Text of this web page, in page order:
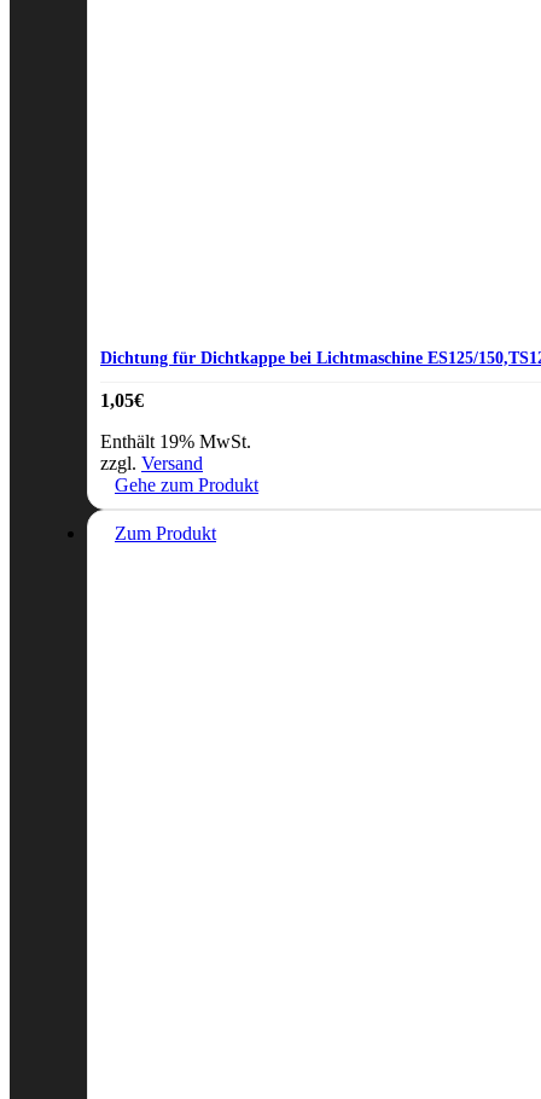
Dichtung für Dichtkappe bei Lichtmaschine ES125/
1,05€
Enthält 19% MwSt.
zzgl. Versand
Gehe zum Produkt
Zum Produkt